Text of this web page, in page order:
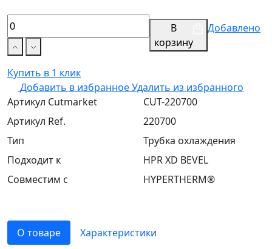
В
корзину
Добавлено
Купить в 1 клик
Добавить в избранноеУдалить из избранного
Артикул Cutmarket
CUT-220700
Артикул Ref.
220700
Тип
Трубка охлаждения
Подходит к
HPR XD BEVEL
Совместим с
HYPERTHERM®
О товаре
Характеристики